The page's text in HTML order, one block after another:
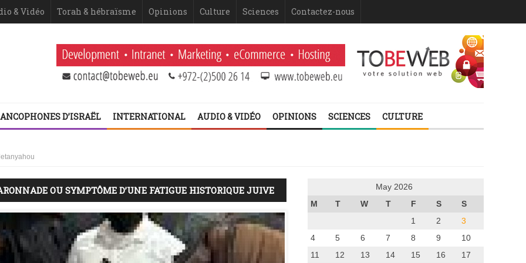
& Vidéo Torah & hébraïsme Opinions Culture Sciences Contactez-nous
D’ISRAËL INTERNATIONAL AUDIO & VIDÉO OPINIONS SCIENCES CULTURE
volet
OU SYMPTÔME D’UNE FATIGUE HISTORIQUE JUIVE
May 2026
M
T W T F S
S
1
2
3
4
5 6 7 8 9
10
11
12 13 14 15 16
17